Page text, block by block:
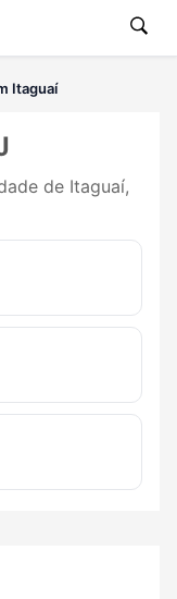
Itaguaí
de Itaguaí,